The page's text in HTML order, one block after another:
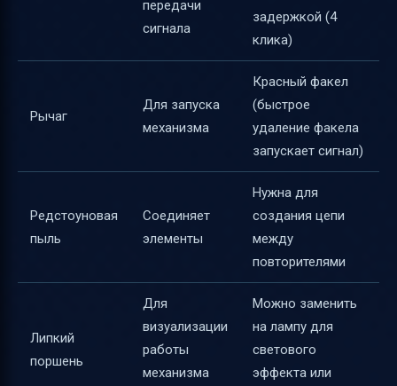
передачи
сигнала
задержкой (4
клика)
Рычаг
Для запуска
механизма
Красный факел
(быстрое
удаление факела
запускает сигнал)
Редстоуновая
пыль
Соединяет
элементы
Нужна для
создания цепи
между
повторителями
Липкий
поршень
Для
визуализации
работы
механизма
Можно заменить
на лампу для
светового
эффекта или